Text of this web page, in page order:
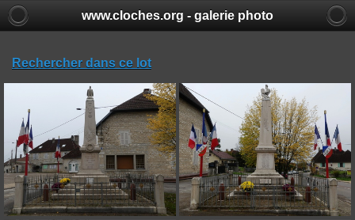
www.cloches.org - galerie photo
Rechercher dans ce lot